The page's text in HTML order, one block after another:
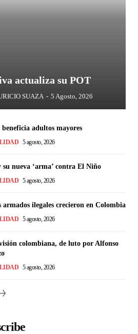
actualiza su POT
SUAZA - 5 Agosto, 2026
adultos mayores
5 agosto, 2026
su nueva ‘arma’ contra El Niño
5 agosto, 2026
armados ilegales crecieron en Colombia
5 agosto, 2026
colombiana, de luto por Alfonso
5 agosto, 2026